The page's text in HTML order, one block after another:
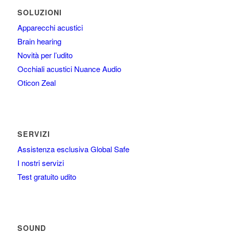
SOLUZIONI
Apparecchi acustici
Brain hearing
Novità per l’udito
Occhiali acustici Nuance Audio
Oticon Zeal
SERVIZI
Assistenza esclusiva Global Safe
I nostri servizi
Test gratuito udito
SOUND